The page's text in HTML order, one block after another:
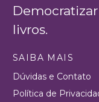
livros.
SAIBA MAIS
Dúvidas e Contato
Política de